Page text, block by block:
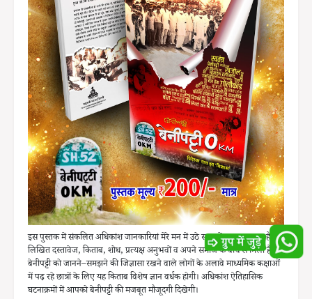
इस पुस्तक में संकलित अधिकांश जानकारियां मेरे मन में उठे सवालों का वह जवाब है, जो
लिखित दस्तावेज, किताब, शोध, प्रत्यक्ष अनुभवों व अपने समाज के बीच से मिला है।
बेनीपट्टी को जानने–समझने की जिज्ञासा रखने वाले लोगों के अलावे माध्यमिक कक्षाओं
में पढ़ रहे छात्रों के लिए यह किताब विशेष ज्ञान वर्धक होगी। अधिकांश ऐतिहासिक
घटनाक्रमों में आपको बेनीपट्टी की मजबूत मौजूदगी दिखेगी।